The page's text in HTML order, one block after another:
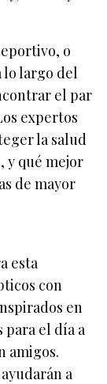
o
lo largo del
el par
expertos
la salud
y qué mejor
de mayor
esta
con
en
el día a
amigos.
a